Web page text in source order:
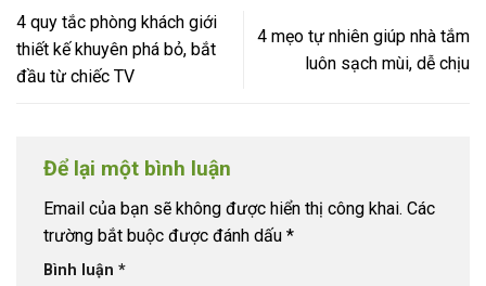
4 quy tắc phòng khách giới
thiết kế khuyên phá bỏ, bắt
đầu từ chiếc TV
4 mẹo tự nhiên giúp nhà tắm
luôn sạch mùi, dễ chịu
Để lại một bình luận
Email của bạn sẽ không được hiển thị công khai. Các
trường bắt buộc được đánh dấu *
Bình luận *